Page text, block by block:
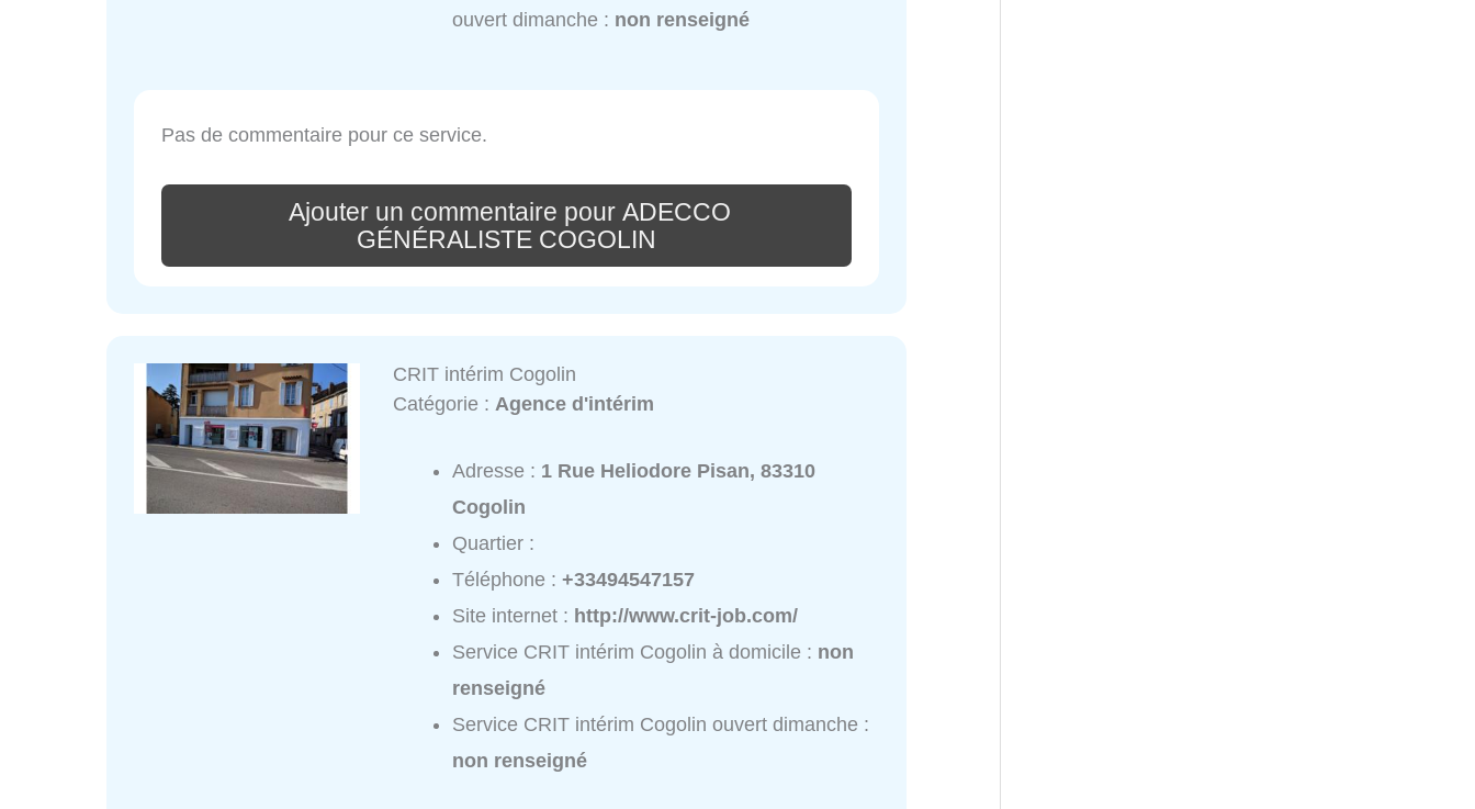
ouvert dimanche : non renseigné
Pas de commentaire pour ce service.
Ajouter un commentaire pour ADECCO
GÉNÉRALISTE COGOLIN
CRIT intérim Cogolin
Catégorie : Agence d'intérim
Adresse : 1 Rue Heliodore Pisan, 83310
Cogolin
Quartier :
Téléphone :+33494547157
Site internet : http://www.crit-job.com/
Service CRIT intérim Cogolin à domicile : non
renseigné
Service CRIT intérim Cogolin ouvert dimanche :
non renseigné